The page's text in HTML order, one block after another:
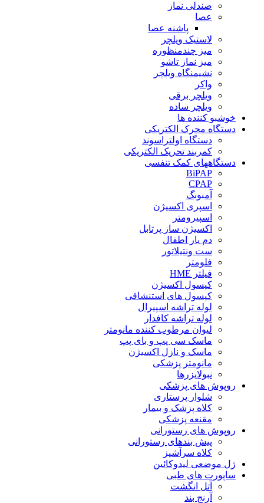
صندلی نماز
عصا
پاشنه عصا
لاستیک ویلچر
میز چندمنظوره
میز نماز تاشو
نشیمنگاه ویلچر
واکر
ویلچر برقی
ویلچر ساده
خوشبو کننده ها
دستگاه محرک الکتریکی
دستگاه اولتراسوند
کمربند تحریک الکتریکی
دستگاههای کمک تنفسی
BiPAP
CPAP
آمبوبگ
اسپری اکسیژن
اسپیرومتر
اکسیژن ساز پرتابل
دم یار اطفال
ست ونتیلاتور
فلومتر
فیلتر HME
کپسول اکسیژن
کپسول های استنشاقی
لوله تراشه اسپیرال
لوله تراشه کافدار
لیوان مرطوب کننده مانومتر
ماسک سی پپ و بای پپ
ماسک و نازل اکسیژن
مانومتر پزشکی
نبولایزرها
روپوش های پزشکی
شلوار پرستاری
کلاه پزشک و بیمار
مقنعه پزشکی
روپوش های رستورانی
پیش بندهای رستورانی
کلاه سرآشپز
ژل موضعی لیدوکائین
ساپورت های طبی
آتل انگشت
آرنج بند